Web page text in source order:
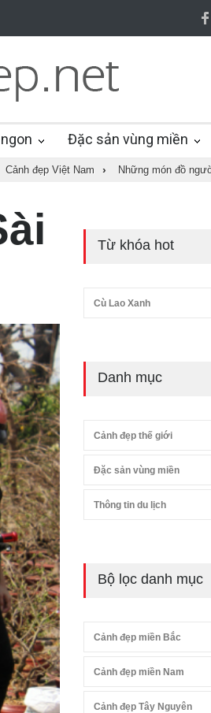
Đặc sản vùng miền
Cảnh đẹp Việt Nam › Những món đồ
Từ khóa hot
Cù Lao Xanh
Danh mục
Cảnh đẹp thế giới
Đặc sản vùng miền
Thông tin du lịch
Bộ lọc danh mục
Cảnh đẹp miền Bắc
Cảnh đẹp miền Nam
Cảnh đẹp Tây Nguyên